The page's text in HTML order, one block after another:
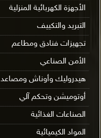
الأجهزة الكهربائية المنزلية
التبريد والتكييف
تجهيزات فنادق ومطاعم
الأمن الصناعي
هيدروليك وأوناش ومصاعد
أوتوميشن وتحكم آلي
الصناعات الغذائية
المواد الكيميائية